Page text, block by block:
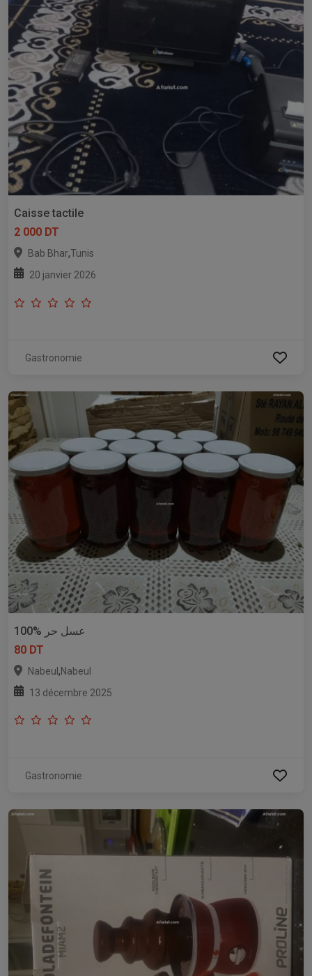
Caisse tactile
2 000 DT
Bab Bhar,Tunis
20 janvier 2026
Gastronomie
عسل حر %100
80 DT
Nabeul ,Nabeul
13 décembre 2025
Gastronomie